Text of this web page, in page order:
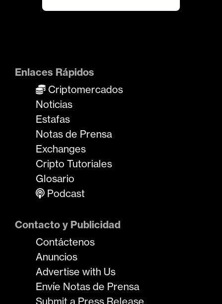
Enlaces Rápidos
Criptomercados
Noticias
Estafas
Notas de Prensa
Exchanges
Cripto Tutoriales
Glosario
Podcast
Contacto y Publicidad
Contáctenos
Anuncios
Advertise with Us
Envíe Notas de Prensa
Submit a Press Release